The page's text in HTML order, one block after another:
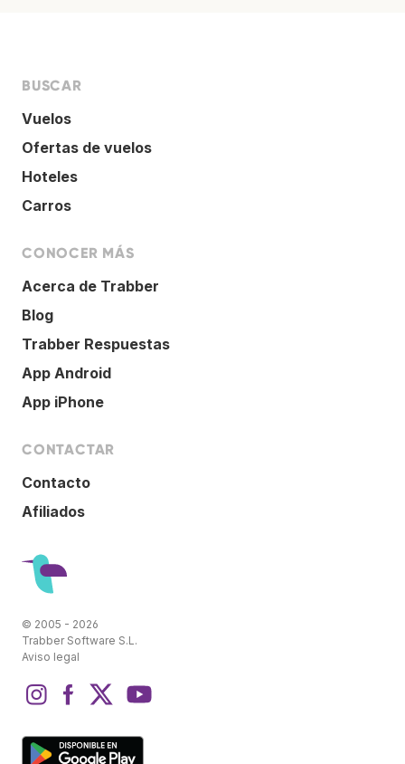
BUSCAR
Vuelos
Ofertas de vuelos
Hoteles
Carros
CONOCER MÁS
Acerca de Trabber
Blog
Trabber Respuestas
App Android
App iPhone
CONTACTAR
Contacto
Afiliados
© 2005 - 2026
Trabber Software S.L.
Aviso legal